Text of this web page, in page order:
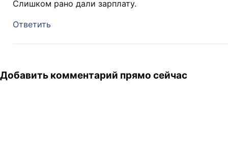
Слишком рано дали зарплату.
Ответить
Добавить комментарий прямо сейчас